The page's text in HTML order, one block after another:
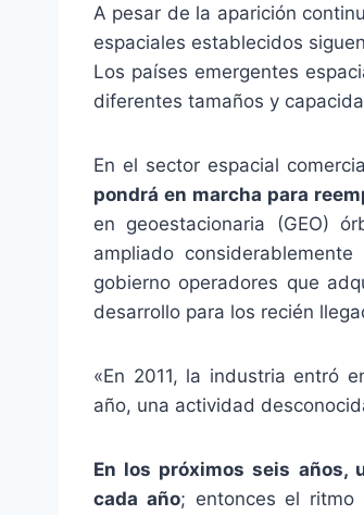
A pesar de la aparición
espaciales establecidos
Los países emergentes
diferentes tamaños y
En el sector espacial
pondrá en marcha para
en geoestacionaria (GEO)
ampliado
gobierno operadores que
desarrollo para los recién
«En 2011, la industria entró
año, una actividad
En los próximos seis años,
cada año; entonces el ritmo